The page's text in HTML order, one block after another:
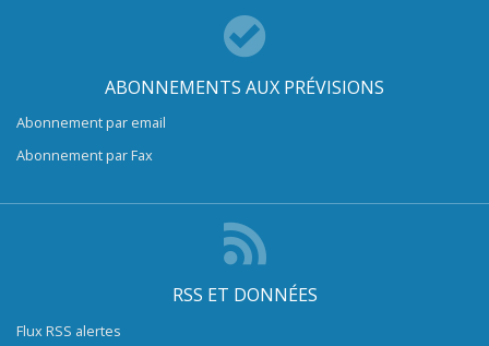
ABONNEMENTS AUX PRÉVISIONS
Abonnement par email
Abonnement par Fax
RSS ET DONNÉES
Flux RSS alertes